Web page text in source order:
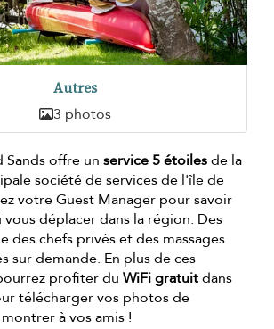
Autres
3 photos
Sands offre un service 5 étoilesde la
société de services de l'île de
votre Guest Manager pour savoir
déplacer dans la région. Des
des chefs privés et des massages
sur demande. En plus de ces
profiter du WiFi gratuitdans
télécharger vos photos de
à vos amis !